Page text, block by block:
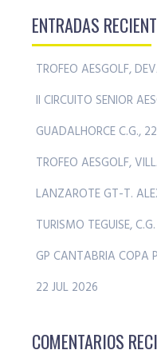
ENTRADAS
TROFEO AESGOLF,
II CIRCUITO SENIOR
GUADALHORCE C.G.,
TROFEO AESGOLF,
LANZAROTE GT-T.
TURISMO TEGUISE,
GP CANTABRIA COPA
22 JUL 2026
COMENTARIOS